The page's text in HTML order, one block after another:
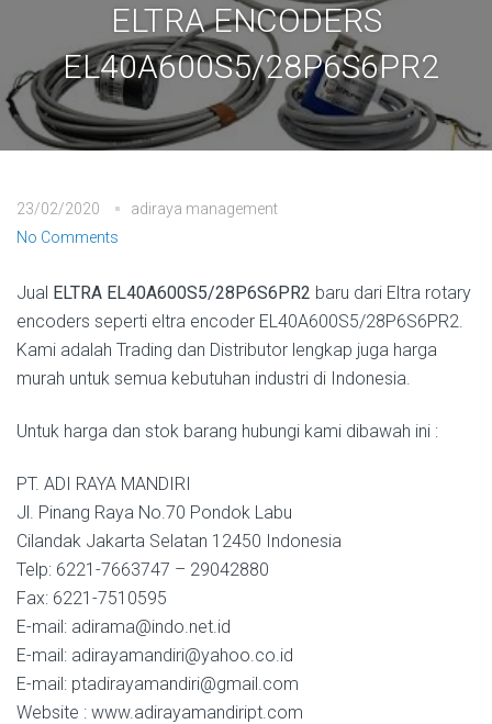
ELTRA ENCODERS
EL40A600S5/28P6S6PR2
23/02/2020
adiraya management
No Comments
Jual ELTRA EL40A600S5/28P6S6PR2 baru dari Eltra rotary
encoders seperti eltra encoder EL40A600S5/28P6S6PR2.
Kami adalah Trading dan Distributor lengkap juga harga
murah untuk semua kebutuhan industri di Indonesia.
Untuk harga dan stok barang hubungi kami dibawah ini :
PT. ADI RAYA MANDIRI
Jl. Pinang Raya No.70 Pondok Labu
Cilandak Jakarta Selatan 12450 Indonesia
Telp: 6221-7663747 – 29042880
Fax: 6221-7510595
E-mail: adirama@indo.net.id
E-mail: adirayamandiri@yahoo.co.id
E-mail: ptadirayamandiri@gmail.com
Website : www.adirayamandiript.com